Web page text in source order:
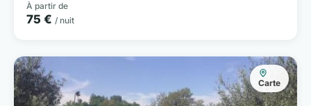
À partir de
75 € / nuit
Carte